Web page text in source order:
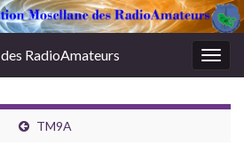
RadioAmateurs
TM9A